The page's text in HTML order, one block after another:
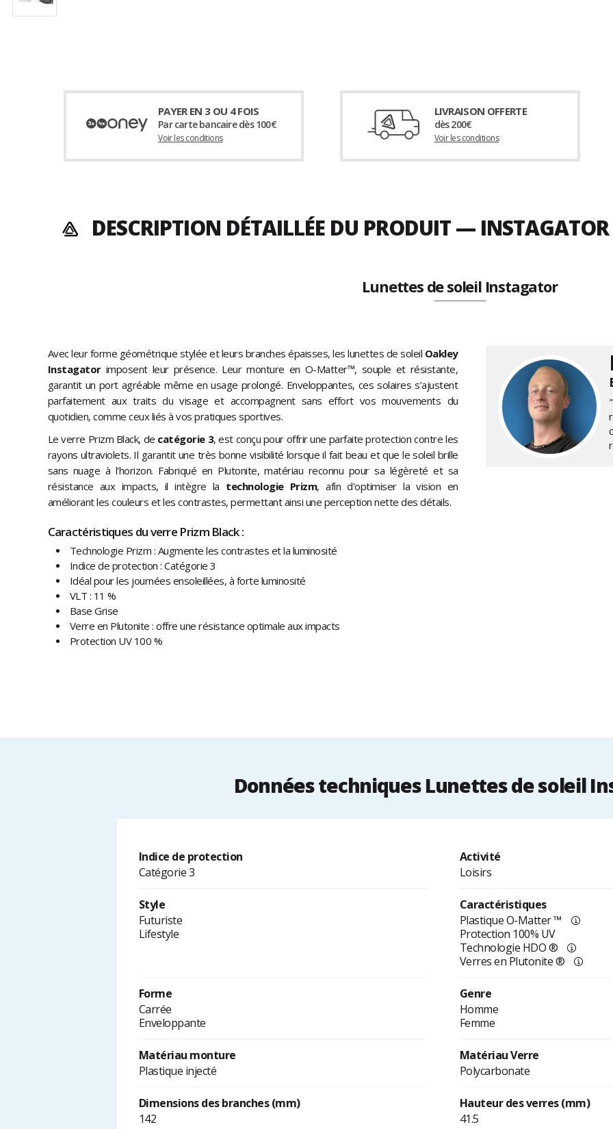
PAYER EN 3 OU 4 FOIS
Par carte bancaire dès 100€
Voir les conditions
LIVRAISON OFFERTE
dès 200€
Voir les conditions
DESCRIPTION DÉTAILLÉE DU PRODUIT —
Lunettes de soleil Instagator
Avec leur forme géométrique stylée et leurs branches épaisses, les lunettes de soleil Oakley
Instagatorimposent leur présence. Leur monture en O-Matter™, souple et résistante,
garantit un port agréable même en usage prolongé. Enveloppantes, ces solaires s’ajustent
parfaitement aux traits du visage et accompagnent sans effort vos mouvements du
quotidien, comme ceux liés à vos pratiques sportives.
Le verre Prizm Black, de catégorie 3, est conçu pour offrir une parfaite protection contre les
rayons ultraviolets. Il garantit une très bonne visibilité lorsque il fait beau et que le soleil brille
sans nuage à l'horizon. Fabriqué en Plutonite, matériau reconnu pour sa légèreté et sa
résistance aux impacts, il intègre la technologie Prizm, afin d'optimiser la vision en
améliorant les couleurs et les contrastes, permettant ainsi une perception nette des détails.
Caractéristiques du verre Prizm Black :
Technologie Prizm : Augmente les contrastes et la luminosité
Indice de protection : Catégorie 3
Idéal pour les journées ensoleillées, à forte luminosité
VLT : 11 %
Base Grise
Verre en Plutonite : offre une résistance optimale aux impacts
Protection UV 100 %
Données techniques Lunettes de soleil
Indice de protection
Catégorie 3
Activité
Loisirs
Style
Futuriste
Lifestyle
Caractéristiques
Plastique O-Matter ™
Protection 100% UV
Technologie HDO ®
Verres en Plutonite ®
Forme
Carrée
Enveloppante
Genre
Homme
Femme
Matériau monture
Plastique injecté
Matériau Verre
Polycarbonate
Dimensions des branches (mm)
142
Hauteur des verres (mm)
41.5